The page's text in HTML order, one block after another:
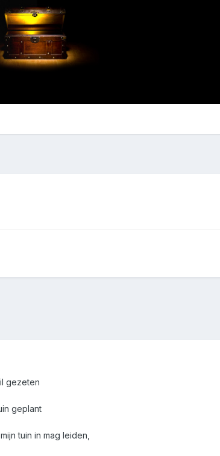
gezeten
geplant
tuin in mag leiden,